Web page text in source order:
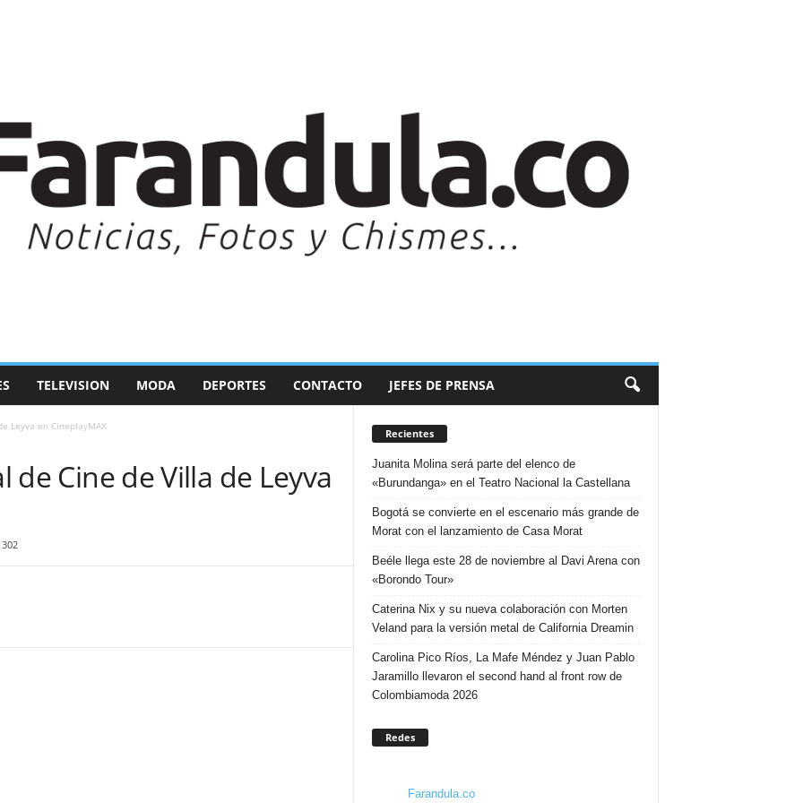
TELEVISION MODA DEPORTES CONTACTO JEFES DE PRENSA
Leyva en CineplayMAX
de Cine de Villa de Leyva
Recientes
Juanita Molina será parte del elenco de
«Burundanga» en el Teatro Nacional la Castellana
Bogotá se convierte en el escenario más grande de
Morat con el lanzamiento de Casa Morat
Beéle llega este 28 de noviembre al Davi Arena con
«Borondo Tour»
Caterina Nix y su nueva colaboración con Morten
Veland para la versión metal de California Dreamin
Carolina Pico Ríos, La Mafe Méndez y Juan Pablo
Jaramillo llevaron el second hand al front row de
Colombiamoda 2026
Redes
Farandula.co